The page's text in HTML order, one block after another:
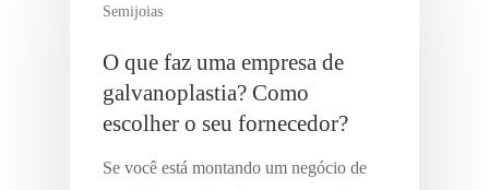
Semijoias
O que faz uma empresa de
galvanoplastia? Como
escolher o seu fornecedor?
Se você está montando um negócio de